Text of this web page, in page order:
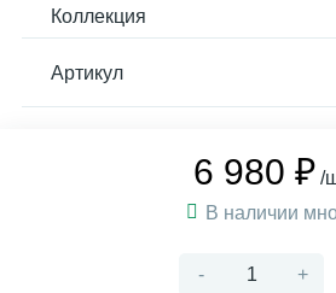
Коллекция
Артикул
6 980 ₽ /
В наличии
- +